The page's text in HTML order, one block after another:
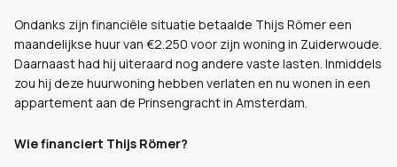
Ondanks zijn financiële situatie betaalde Thijs Römer een
maandelijkse huur van €2.250 voor zijn woning in Zuiderwoude.
Daarnaast had hij uiteraard nog andere vaste lasten. Inmiddels
zou hij deze huurwoning hebben verlaten en nu wonen in een
appartement aan de Prinsengracht in Amsterdam.
Wie financiert Thijs Römer?